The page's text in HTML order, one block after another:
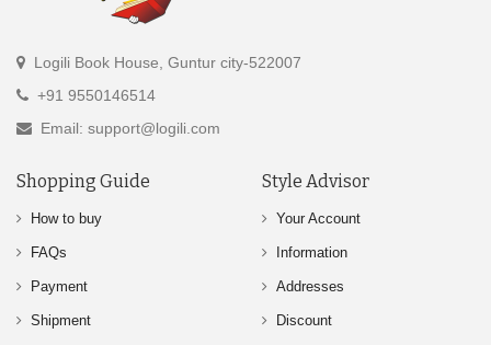
Logili Book House, Guntur city-522007
+91 9550146514
Email: support@logili.com
Shopping Guide
How to buy
FAQs
Payment
Shipment
Style Advisor
Your Account
Information
Addresses
Discount